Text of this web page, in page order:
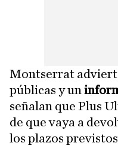
Montserrat
públicas y un
señalan que Plus
de que vaya a
los plazos